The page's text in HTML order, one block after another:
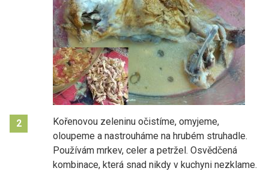
2
Kořenovou zeleninu očistíme, omyjeme,
oloupeme a nastrouháme na hrubém struhadle.
Používám mrkev, celer a petržel. Osvědčená
kombinace, která snad nikdy v kuchyni nezklame.